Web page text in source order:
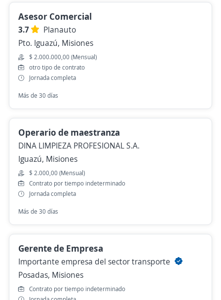
Asesor Comercial
3.7
Planauto
Pto. Iguazú, Misiones
$ 2.000.000,00 (Mensual)
otro tipo de contrato
Jornada completa
Más de 30 días
Operario de maestranza
DINA LIMPIEZA PROFESIONAL S.A.
Iguazú, Misiones
$ 2.000,00 (Mensual)
Contrato por tiempo indeterminado
Jornada completa
Más de 30 días
Gerente de Empresa
Importante empresa del sector transporte
Posadas, Misiones
Contrato por tiempo indeterminado